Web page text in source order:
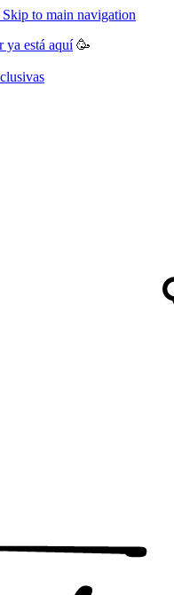
Skip to main navigation
ya está aquí🥳